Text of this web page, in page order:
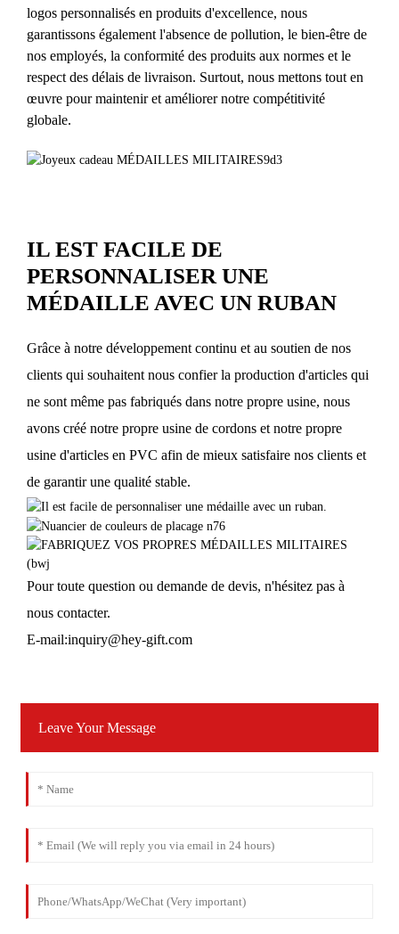
logos personnalisés en produits d'excellence, nous
garantissons également l'absence de pollution, le bien-être de
nos employés, la conformité des produits aux normes et le
respect des délais de livraison. Surtout, nous mettons tout en
œuvre pour maintenir et améliorer notre compétitivité
globale.
IL EST FACILE DE
PERSONNALISER UNE
MÉDAILLE AVEC UN RUBAN
Grâce à notre développement continu et au soutien de nos
clients qui souhaitent nous confier la production d'articles qui
ne sont même pas fabriqués dans notre propre usine, nous
avons créé notre propre usine de cordons et notre propre
usine d'articles en PVC afin de mieux satisfaire nos clients et
de garantir une qualité stable.
Pour toute question ou demande de devis, n'hésitez pas à
nous contacter.
E-mail:inquiry@hey-gift.com
Leave Your Message